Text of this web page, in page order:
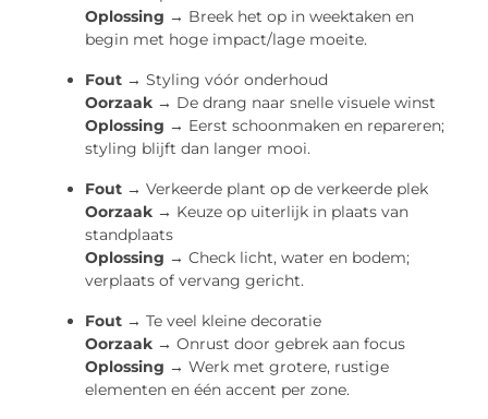
Oplossing → Breek het op in weektaken en
begin met hoge impact/lage moeite.
Fout → Styling vóór onderhoud
Oorzaak → De drang naar snelle visuele winst
Oplossing → Eerst schoonmaken en repareren;
styling blijft dan langer mooi.
Fout → Verkeerde plant op de verkeerde plek
Oorzaak → Keuze op uiterlijk in plaats van
standplaats
Oplossing → Check licht, water en bodem;
verplaats of vervang gericht.
Fout → Te veel kleine decoratie
Oorzaak → Onrust door gebrek aan focus
Oplossing → Werk met grotere, rustige
elementen en één accent per zone.